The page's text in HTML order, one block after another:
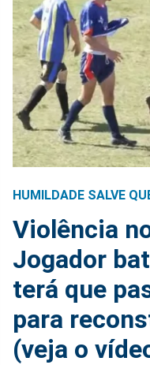
HUMILDADE SALVE
Violência
Jogador
terá que
para
(veja o